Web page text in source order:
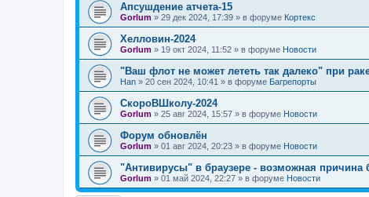
Апсушдение атчета-15
Gorlum » 29 дек 2024, 17:39 » в форуме Кортекс
Хелловин-2024
Gorlum » 19 окт 2024, 11:52 » в форуме Новости
"Ваш флот не может лететь так далеко" при
Han » 20 сен 2024, 10:41 » в форуме Багрепорты
СкороВШколу-2024
Gorlum » 25 авг 2024, 15:57 » в форуме Новости
Форум обновлён
Gorlum » 01 авг 2024, 20:23 » в форуме Новости
"Антивирусы" в браузере - возможная причина
Gorlum » 01 май 2024, 22:27 » в форуме Новости